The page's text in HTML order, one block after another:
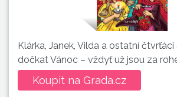
Klárka, Janek, Vilda a ostatní
dočkat Vánoc – vždyť už jsou za
Koupit na Grada.cz